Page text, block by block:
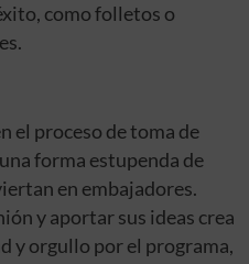
como folletos o
el proceso de toma de
forma estupenda de
en embajadores.
y aportar sus ideas crea
y orgullo por el programa,